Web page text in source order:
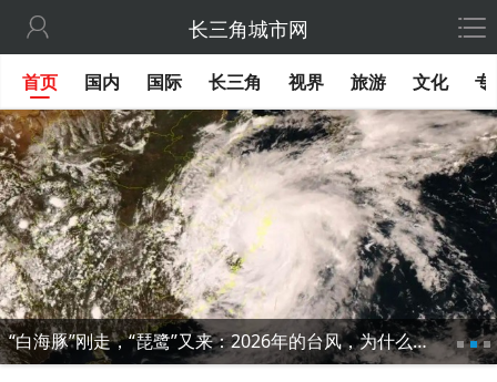
 长三角城市网
首页 国内 国际 长三角 视界 旅游 文化 专
“白海豚”刚走，“琵鹭”又来：2026年的台风，为什么总盯着我们不放？